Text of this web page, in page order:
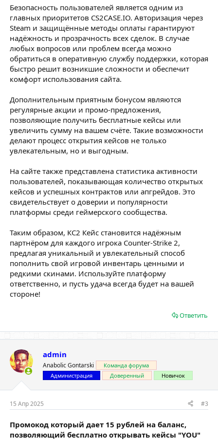
Безопасность пользователей является одним из
главных приоритетов CS2CASE.IO. Авторизация через
Steam и защищённые методы оплаты гарантируют
надёжность и прозрачность всех сделок. В случае
любых вопросов или проблем всегда можно
обратиться в оперативную службу поддержки, которая
быстро решит возникшие сложности и обеспечит
комфорт использования сайта.
Дополнительным приятным бонусом являются
регулярные акции и промо-предложения,
позволяющие получить бесплатные кейсы или
увеличить сумму на вашем счёте. Такие возможности
делают процесс открытия кейсов не только
увлекательным, но и выгодным.
На сайте также представлена статистика активности
пользователей, показывающая количество открытых
кейсов и успешных контрактов или апгрейдов. Это
свидетельствует о доверии и популярности
платформы среди геймерского сообщества.
Таким образом, КС2 Кейс становится надёжным
партнёром для каждого игрока Counter-Strike 2,
предлагая уникальный и увлекательный способ
пополнить свой игровой инвентарь ценными и
редкими скинами. Используйте платформу
ответственно, и пусть удача всегда будет на вашей
стороне!
Ответить
admin
Anabolic Gontarski
Команда форума
Администрация
Доверенный Новичок
15 Апр 2025 #3
Промокод который дает 15 рублей на баланс,
позволяющий бесплатно открывать кейсы "YOU"